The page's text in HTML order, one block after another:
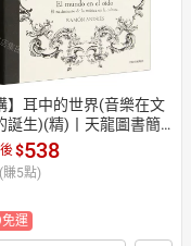
】耳中的世界(音樂在文
誕生)(精)丨天龍圖書簡
賣店丨9787521770377
$538
(賺5點)
運